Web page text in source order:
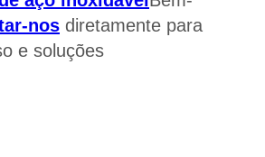
nos diretamente para
e soluções